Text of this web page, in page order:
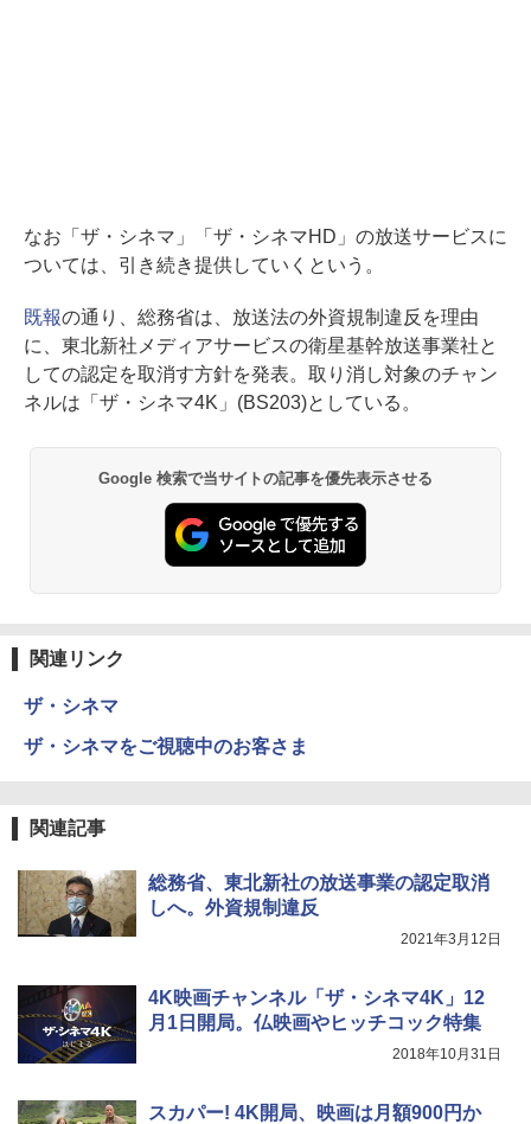
なお「ザ・シネマ」「ザ・シネマHD」の放送サービスに
ついては、引き続き提供していくという。
既報の通り、総務省は、放送法の外資規制違反を理由
に、東北新社メディアサービスの衛星基幹放送事業社と
しての認定を取消す方針を発表。取り消し対象のチャン
ネルは「ザ・シネマ4K」(BS203)としている。
Google 検索で当サイトの記事を優先表示させる
関連リンク
ザ・シネマ
ザ・シネマをご視聴中のお客さま
関連記事
総務省、東北新社の放送事業の認定取消
しへ。外資規制違反
2021年3月12日
4K映画チャンネル「ザ・シネマ4K」12
月1日開局。仏映画やヒッチコック特集
2018年10月31日
スカパー! 4K開局、映画は月額900円か